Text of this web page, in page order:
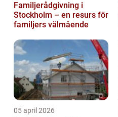
Familjerådgivning i
Stockholm – en resurs för
familjers välmående
05 april 2026